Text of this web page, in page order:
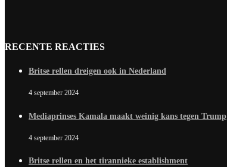
RECENTE REACTIES
Britse rellen dreigen ook in Nederland
4 september 2024
Mediaprinses Kamala maakt weinig kans tegen Trump
4 september 2024
Britse rellen en het tirannieke establishment